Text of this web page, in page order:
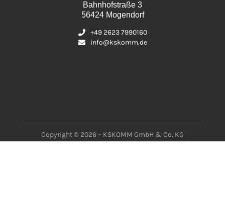
Bahnhofstraße 3
56424 Mogendorf
+49 2623 7990160
info@kskomm.de
Copyright © 2026 – KSKOMM GmbH & Co. KG